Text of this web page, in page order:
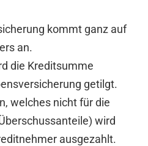
kommt ganz auf
an.
die Kreditsumme
getilgt.
welches nicht für die
wird
ausgezahlt.